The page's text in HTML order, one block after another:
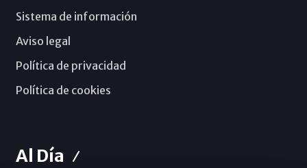
Sistema de información
Aviso legal
Política de privacidad
Política de cookies
Al Día